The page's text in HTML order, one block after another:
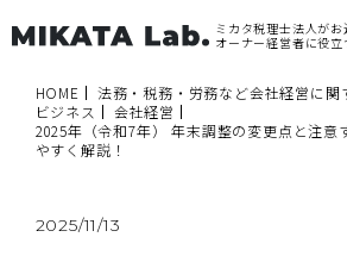
ミカタ税理士法人がお
オーナー経営者に役立
HOME
法務・税務・労務など会社経営に関
ビジネス
会社経営
2025年（令和7年） 年末調整の変更点と注意
やすく解説！
2025/11/13